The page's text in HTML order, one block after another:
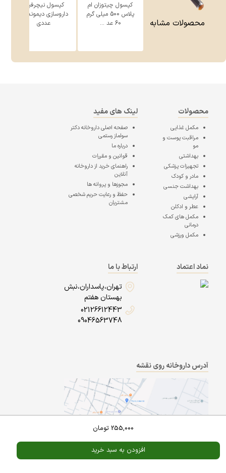
محصولات مشابه
کپسول چیتوزان ام
پلاس 500 میلی گرم
60 عد ...
کپسول نیچرفیت
عددی
255,000 تومان
افزودن به سبد خرید
محصولات
مکمل غذایی
مراقبت پوست و
مو
بهداشتی
تجهیزات پزشکی
مادر و کودک
بهداشت جنسی
آرایشی
عطر و ادکلن
مکمل های کمک
درمانی
مکمل ورزشی
لینک های مفید
صفحه اصلیداروخانه دکتر
سولماز رستمی
درباره ما
قوانین و مقررات
راهنمای خرید از داروخانه
آنلاین
مجوزها و پروانه ها
حفظ و رعایت حریم شخصی
مشتریان
نماد اعتماد
ارتباط با ما
تهران،پاسداران،نبش
بهستان هفتم
02126612443
09046563748
آدرس داروخانه روی نقشه
A Pluss
Powered By